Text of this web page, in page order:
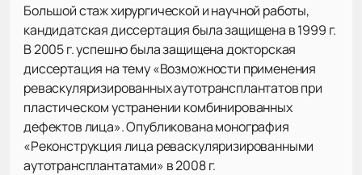
Большой стаж хирургической и научной работы,
кандидатская диссертация была защищена в 1999 г.
В 2005 г. успешно была защищена докторская
диссертация на тему «Возможности применения
реваскуляризированных аутотрансплантатов при
пластическом устранении комбинированных
дефектов лица». Опубликована монография
«Реконструкция лица реваскуляризированными
аутотрансплантатами» в 2008 г.